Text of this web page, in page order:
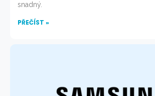
snadný.
PŘEČÍST »